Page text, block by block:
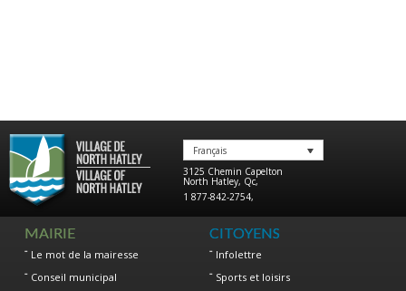
Français
3125 Chemin Capelton
North Hatley, Qc,
1 877-842-2754,
MAIRIE
Le mot de la mairesse
Conseil municipal
CITOYENS
Infolettre
Sports et loisirs